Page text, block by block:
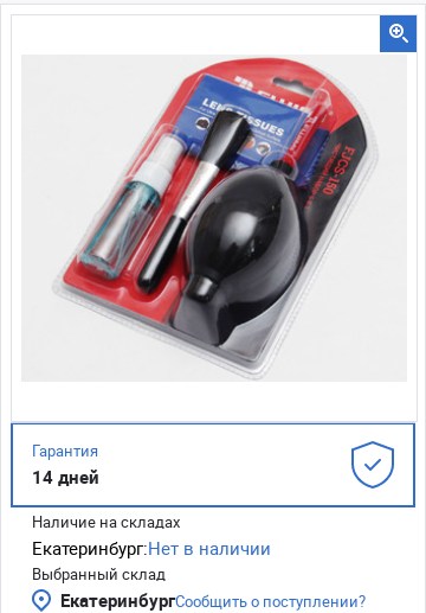
Гарантия
14 дней
Наличие на складах
Екатеринбург:Нет в наличии
Выбранный склад
ЕкатеринбургСообщить о поступлении?